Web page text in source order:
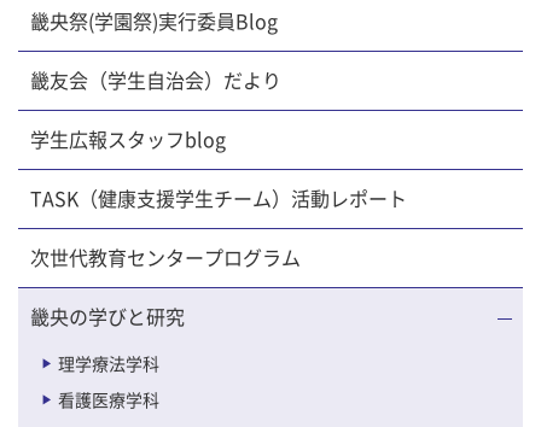
畿央祭(学園祭)実行委員Blog
畿友会（学生自治会）だより
学生広報スタッフblog
TASK（健康支援学生チーム）活動レポート
次世代教育センタープログラム
畿央の学びと研究
理学療法学科
看護医療学科